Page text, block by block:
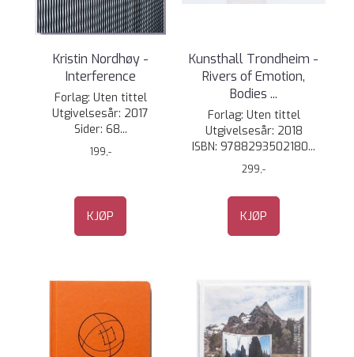
Kristin Nordhøy -
Interference
Forlag: Uten tittel
Utgivelsesår: 2017
Sider: 68...
199,-
KJØP
Kunsthall Trondheim -
Rivers of Emotion,
Bodies ...
Forlag: Uten tittel
Utgivelsesår: 2018
ISBN: 9788293502180...
299,-
KJØP